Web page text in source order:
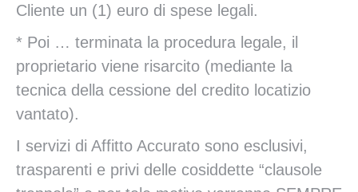
Cliente un (1) euro di spese legali.
* Poi … terminata la procedura legale, il
proprietario viene risarcito (mediante la
tecnica della cessione del credito locatizio
vantato).
I servizi di Affitto Accurato sono esclusivi,
trasparenti e privi delle cosiddette “clausole